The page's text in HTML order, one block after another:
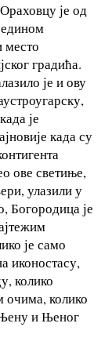
је од
место
градића.
је и ову
је
када су
ове светиње,
улазили у
Богородица је
је само
иконостасу,
колико
очима, колико
и Њеног